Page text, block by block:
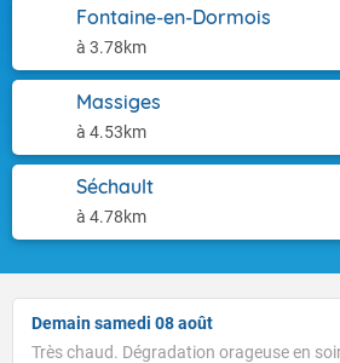
Fontaine-en-Dormois
à 3.78km
Massiges
à 4.53km
Séchault
à 4.78km
Demain samedi 08 août
Très chaud. Dégradation orageuse en